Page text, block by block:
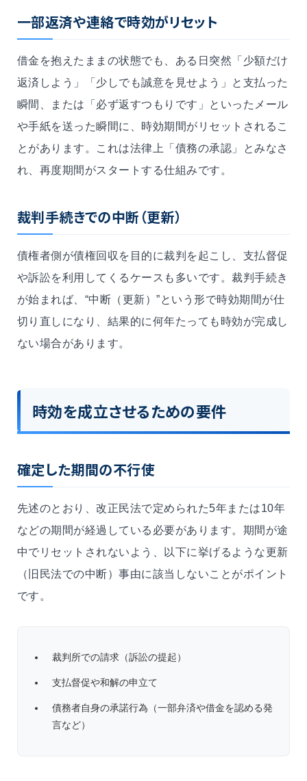
一部返済や連絡で時効がリセット
借金を抱えたままの状態でも、ある日突然「少額だけ
返済しよう」「少しでも誠意を見せよう」と支払った
瞬間、または「必ず返すつもりです」といったメール
や手紙を送った瞬間に、時効期間がリセットされるこ
とがあります。これは法律上「債務の承認」とみなさ
れ、再度期間がスタートする仕組みです。
裁判手続きでの中断（更新）
債権者側が債権回収を目的に裁判を起こし、支払督促
や訴訟を利用してくるケースも多いです。裁判手続き
が始まれば、“中断（更新）”という形で時効期間が仕
切り直しになり、結果的に何年たっても時効が完成し
ない場合があります。
時効を成立させるための要件
確定した期間の不行使
先述のとおり、改正民法で定められた5年または10年
などの期間が経過している必要があります。期間が途
中でリセットされないよう、以下に挙げるような更新
（旧民法での中断）事由に該当しないことがポイント
です。
裁判所での請求（訴訟の提起）
支払督促や和解の申立て
債務者自身の承諾行為（一部弁済や借金を認める発
言など）